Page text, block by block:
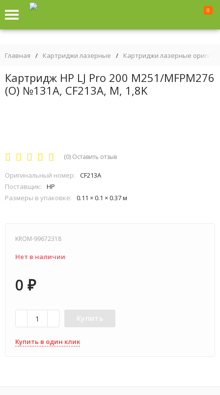
0
Главная / Картриджи лазерные / Картриджи лазерные
Картридж HP LJ Pro 200 M251/MFPM276
(O) №131A, CF213A, M, 1,8K
(0) Оставить отзыв
Оригинальный номер:
CF213A
Поставщик:
HP
Размеры в упаковке:
0.11 × 0.1 × 0.37 м
KROM-99672318
Нет в наличии
0 ₽
Купить
Купить в один клик